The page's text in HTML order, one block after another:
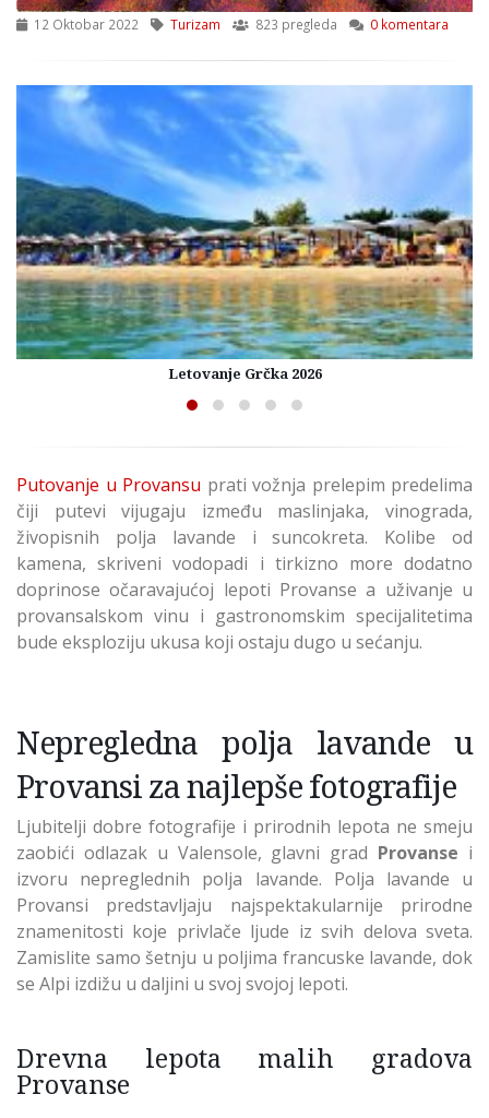
12 Oktobar 2022 Turizam 823 pregleda 0 komentara
Letovanje Grčka 2026
Putovanje u Provansu prati vožnja prelepim predelima
čiji putevi vijugaju između maslinjaka, vinograda,
živopisnih polja lavande i suncokreta. Kolibe od
kamena, skriveni vodopadi i tirkizno more dodatno
doprinose očaravajućoj lepoti Provanse a uživanje u
provansalskom vinu i gastronomskim specijalitetima
bude eksploziju ukusa koji ostaju dugo u sećanju.
Nepregledna polja lavande u
Provansi za najlepše fotografije
Ljubitelji dobre fotografije i prirodnih lepota ne smeju
zaobići odlazak u Valensole, glavni grad Provanse i
izvoru nepreglednih polja lavande. Polja lavande u
Provansi predstavljaju najspektakularnije prirodne
znamenitosti koje privlače ljude iz svih delova sveta.
Zamislite samo šetnju u poljima francuske lavande, dok
se Alpi izdižu u daljini u svoj svojoj lepoti.
Drevna lepota malih gradova
Provanse